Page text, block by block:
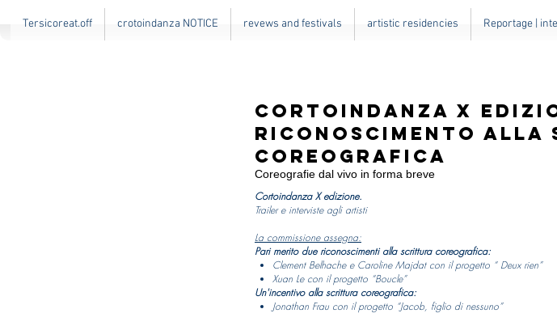
Tersicoreat.off crotoindanza NOTICE revews and festivals artistic residencies Reportage |
Cortoindanza X
Riconoscimento
coreografica
Coreografie dal vivo in forma breve
Cortoindanza X edizione.
Trailer e interviste agli artisti
La commissione assegna:
Pari merito due riconoscimenti alla scrittura coreografica:
Clement Belhache e Caroline Majdat con il progetto “ Deux rien”
Xuan Le con il progetto “Boucle”
Un'incentivo alla scrittura coreografica:
Jonathan Frau con il progetto “Jacob, figlio di nessuno”